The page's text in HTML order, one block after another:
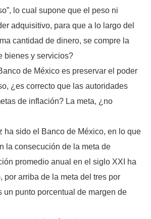
lo cual supone que el peso ni
adquisitivo, para que a lo largo del
cantidad de dinero, se compre la
bienes y servicios?
de México es preservar el poder
¿es correcto que las autoridades
de inflación? La meta, ¿no
ha sido el Banco de México, en lo que
la consecución de la meta de
promedio anual en el siglo XXI ha
por arriba de la meta del tres por
un punto porcentual de margen de